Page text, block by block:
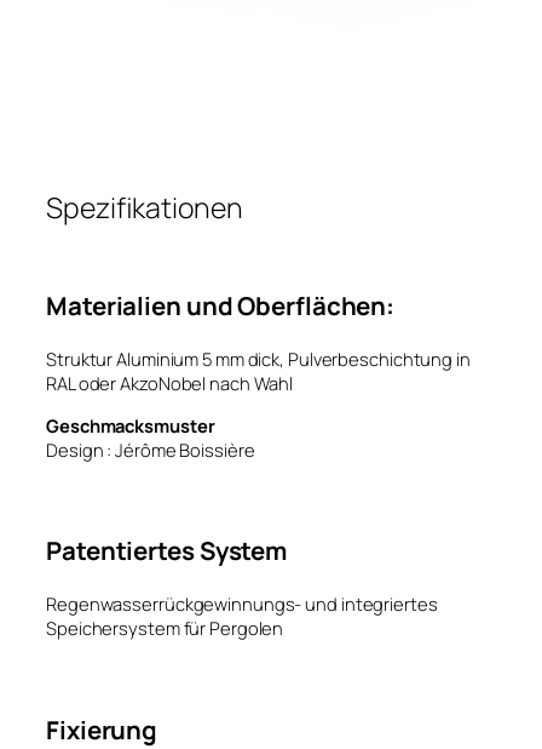
Spezifikationen
Materialien und Oberflächen:
Struktur Aluminium 5 mm dick, Pulverbeschichtung in
RAL oder AkzoNobel nach Wahl
Geschmacksmuster
Design : Jérôme Boissière
Patentiertes System
Regenwasserrückgewinnungs- und integriertes
Speichersystem für Pergolen
Fixierung